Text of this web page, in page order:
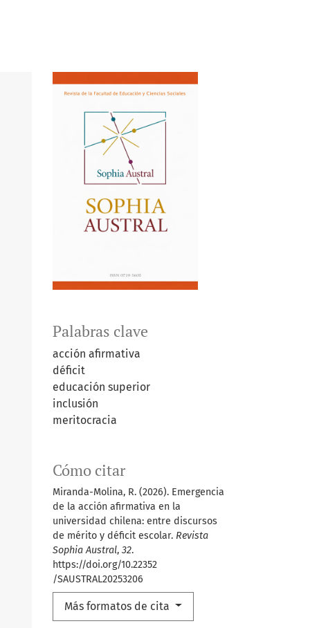
Palabras clave
acción afirmativa
déficit
educación superior
inclusión
meritocracia
Cómo citar
Miranda-Molina, R. (2026). Emergencia
de la acción afirmativa en la
universidad chilena: entre discursos
de mérito y déficit escolar. Revista
Sophia Austral, 32.
https://doi.org/10.22352
/SAUSTRAL20253206
Más formatos de cita